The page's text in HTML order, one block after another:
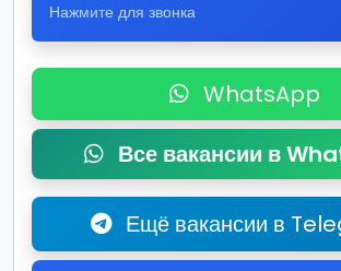
Нажмите для звонка
WhatsApp
Все вакансии в
Ещё вакансии в